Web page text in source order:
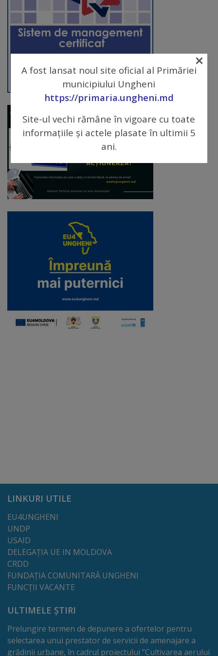
arhitecturale
Personalități
marcante
Sportivi
de
Orașul
imagini
Galerie
video
Galerii
foto
Administrație
Primărie
Primar
funcționare
Integritate
calitate
Consiliul
Municipal
Secretar
Consilieri
LINKURI UTILE
EU4UNGHENI
UNDP
USAID
DELEGAȚIA UE IN MOLDOVA
CRDD
FUNDAȚIA COMUNITARĂ UNGHENI
FUNCȚII VACANTE
ULTIMELE ȘTIRI
Prelungire termen de depunere a ofertelor pentru
selectarea unui prestator de servicii de amenajare a
grădinii urbane, în cadrul proiectului ”Cultivarea aerului
A fost lansat noul site oficial al Primăriei
municipiului Ungheni
https://primaria.ungheni.md
Site-ul vechi rămâne în vigoare cu toate
informațiile și actele plasate în ultimii 5
ani.
×